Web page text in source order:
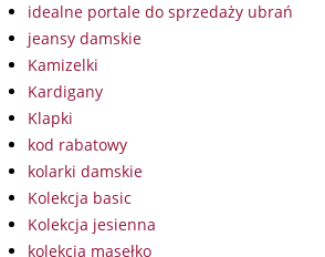
idealne portale do sprzedaży ubrań
jeansy damskie
Kamizelki
Kardigany
Klapki
kod rabatowy
kolarki damskie
Kolekcja basic
Kolekcja jesienna
kolekcja masełko